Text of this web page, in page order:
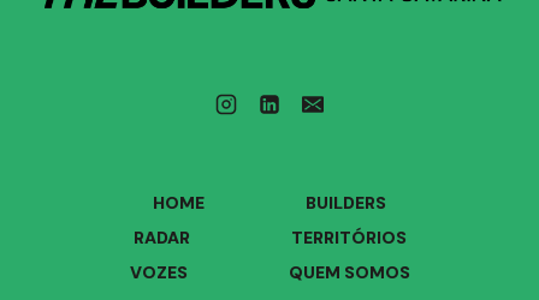
HOME
BUILDERS
RADAR
TERRITÓRIOS
VOZES
QUEM SOMOS